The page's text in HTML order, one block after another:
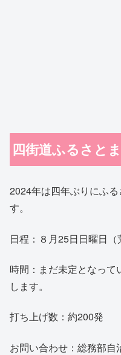
四街道ふるさと
2024年は四年ぶりにふ
す。
日程：８月25日日曜日（
時間：まだ未定となっ
します。
打ち上げ数：約200発
お問い合わせ：総務部